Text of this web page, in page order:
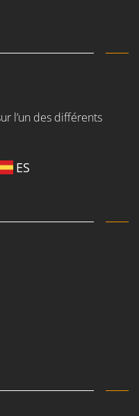
l’un des différents
ES